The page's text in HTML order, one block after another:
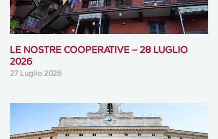
LE NOSTRE COOPERATIVE – 28 LUGLIO
2026
27 Luglio 2026